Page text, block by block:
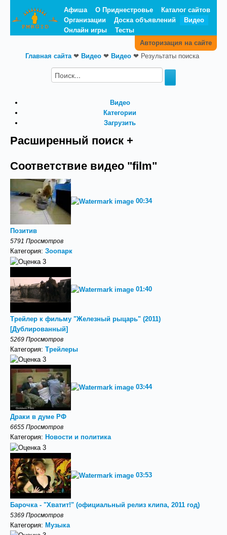
Афиша О Приднестровье
Каталог сайтов
Организации
Доска объявлений
Видео
Онлайн игры
Тесты
Авторизация на сайте
Главная сайта❤ Видео ❤ Видео ❤ Результаты поиска
Видео
Категории
Загрузить
Расширенный поиск +
Соответствие видео "film"
00:34
Позитив
5791 Просмотров
Категория: Зоопарк
01:40
Трейлер к фильму "Железный рыцарь" (2011)
[Дублированный]
5269 Просмотров
Категория: Трейлеры
03:44
Драки в думе РФ
6655 Просмотров
Категория: Новости и политика
03:53
Барочка - "Хватит!" (официальный релиз клипа, 2011 год)
5369 Просмотров
Категория: Музыка